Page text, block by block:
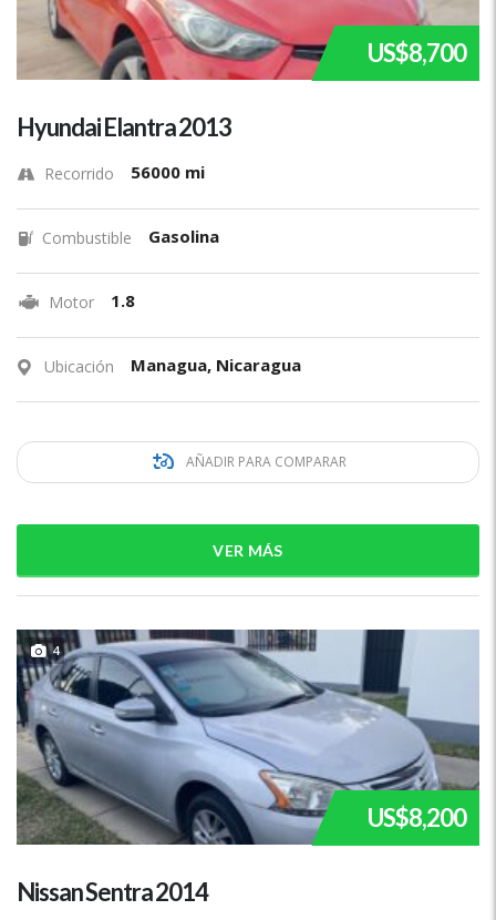
US$8,700
Hyundai Elantra 2013
Recorrido 56000 mi
Combustible Gasolina
Motor 1.8
Ubicación Managua, Nicaragua
AÑADIR PARA COMPARAR
VER MÁS
4
US$8,200
Nissan Sentra 2014